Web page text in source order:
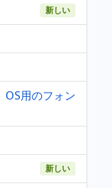
新しい
OS用のフォン
新しい